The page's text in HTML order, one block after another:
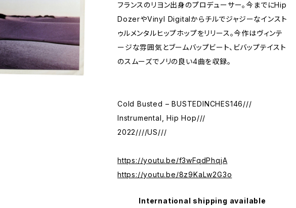
フランスのリヨン出身のプロデューサー。今までにHip
DozerやVinyl Digitalからチルでジャジーなインスト
ゥルメンタルヒップホップをリリース。今作はヴィンテ
ージな雰囲気とブームバップビート、ビバップテイスト
のスムーズでノリの良い4曲を収録。
Cold Busted – BUSTEDINCHES146///
Instrumental, Hip Hop///
2022////US///
https://youtu.be/f3wFqdPhqjA
https://youtu.be/8z9KaLw2G3o
International shipping available